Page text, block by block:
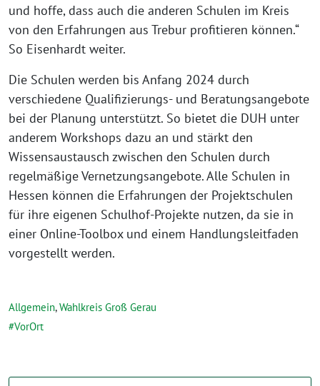
und hoffe, dass auch die anderen Schulen im Kreis
von den Erfahrungen aus Trebur profitieren können.“
So Eisenhardt weiter.
Die Schulen werden bis Anfang 2024 durch
verschiedene Qualifizierungs- und Beratungsangebote
bei der Planung unterstützt. So bietet die DUH unter
anderem Workshops dazu an und stärkt den
Wissensaustausch zwischen den Schulen durch
regelmäßige Vernetzungsangebote. Alle Schulen in
Hessen können die Erfahrungen der Projektschulen
für ihre eigenen Schulhof-Projekte nutzen, da sie in
einer Online-Toolbox und einem Handlungsleitfaden
vorgestellt werden.
Allgemein,Wahlkreis Groß Gerau
VorOrt